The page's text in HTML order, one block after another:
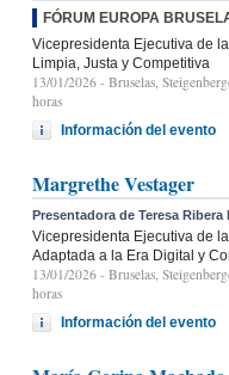
FÓRUM EUROPA
Vicepresidenta Ejecutiva de
Limpia, Justa y Competitiva
13/01/2026 - Bruselas,
horas
Información del evento
Margrethe Vestager
Presentadora de Teresa Ribera
Vicepresidenta Ejecutiva de
Adaptada a la Era Digital y
13/01/2026 - Bruselas,
horas
Información del evento